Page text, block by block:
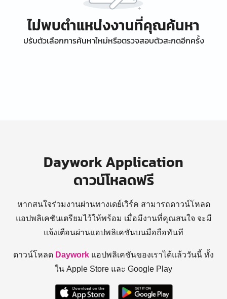
ไม่พบตำแหน่งงานที่คุณค้นหา
ปรับตัวเลือกการค้นหาใหม่หรือตรวจสอบตัวสะกดอีกครั้ง
Daywork Application
ดาวน์โหลดฟรี
หากสนใจร่วมงานผ่านทางเดย์เวิร์ค สามารถดาวน์โหลด
แอปพลิเคชันเตรียมไว้ให้พร้อม เมื่อมีงานที่คุณสนใจ จะมี
แจ้งเตือนผ่านแอปพลิเคชันบนมือถือทันที
ดาวน์โหลด Daywork แอปพลิเคชันของเราได้แล้ววันนี้ ทั้ง
ใน Apple Store และ Google Play